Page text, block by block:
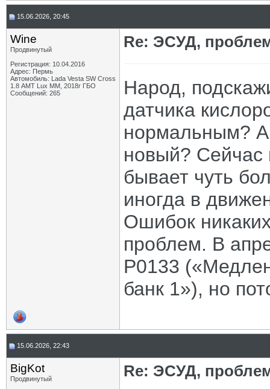
15.06.2026, 20:45
Wine
Продвинутый
Регистрация: 10.04.2016
Адрес: Пермь
Автомобиль: Lada Vesta SW Cross
1.8 АМТ Lux MM, 2018г ГБО
Сообщений: 265
Re: ЭСУД,
Народ,
датчика
нормальным? А
новый? Сейчас
бывает чуть
иногда в
Ошибок
проблем. В
P0133
банк 1»), но
15.06.2026, 22:43
BigKot
Продвинутый
Re: ЭСУД,